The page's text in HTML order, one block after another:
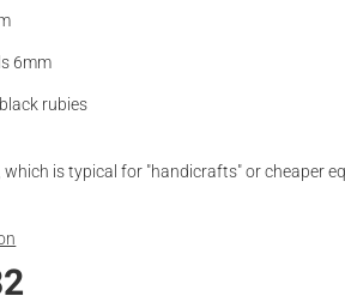
6mm
rubies
which is typical for "handicrafts" or cheaper